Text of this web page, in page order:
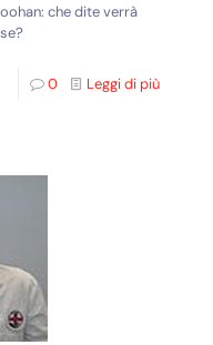
che dite verrà
0 Leggi di più